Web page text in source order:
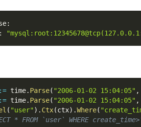
:
:
:= time. Parse( "2006-01-02 15:04:05" ,
:= time. Parse( "2006-01-02 15:04:05" ,
( "user") . Ctx(ctx) .Where(
* FROM `user` WHERE